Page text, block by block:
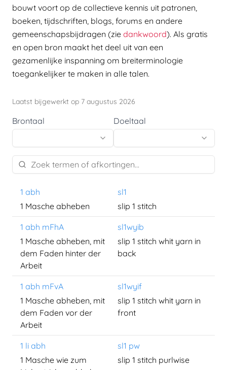
bouwt voort op de collectieve kennis uit patronen,
boeken, tijdschriften, blogs, forums en andere
gemeenschapsbijdragen (zie dankwoord). Als gratis
en open bron maakt het deel uit van een
gezamenlijke inspanning om breiterminologie
toegankelijker te maken in alle talen.
Laatst bijgewerkt op 7 augustus 2026
Brontaal Doeltaal
1 abh
sl1
1 Masche abheben
slip 1 stitch
1 abh mFhA
sl1wyib
1 Masche abheben, mit
dem Faden hinter der
Arbeit
slip 1 stitch whit yarn in
back
1 abh mFvA
sl1wyif
1 Masche abheben, mit
dem Faden vor der
Arbeit
slip 1 stitch whit yarn in
front
1 li abh
sl1 pw
1 Masche wie zum
slip 1 stitch purlwise